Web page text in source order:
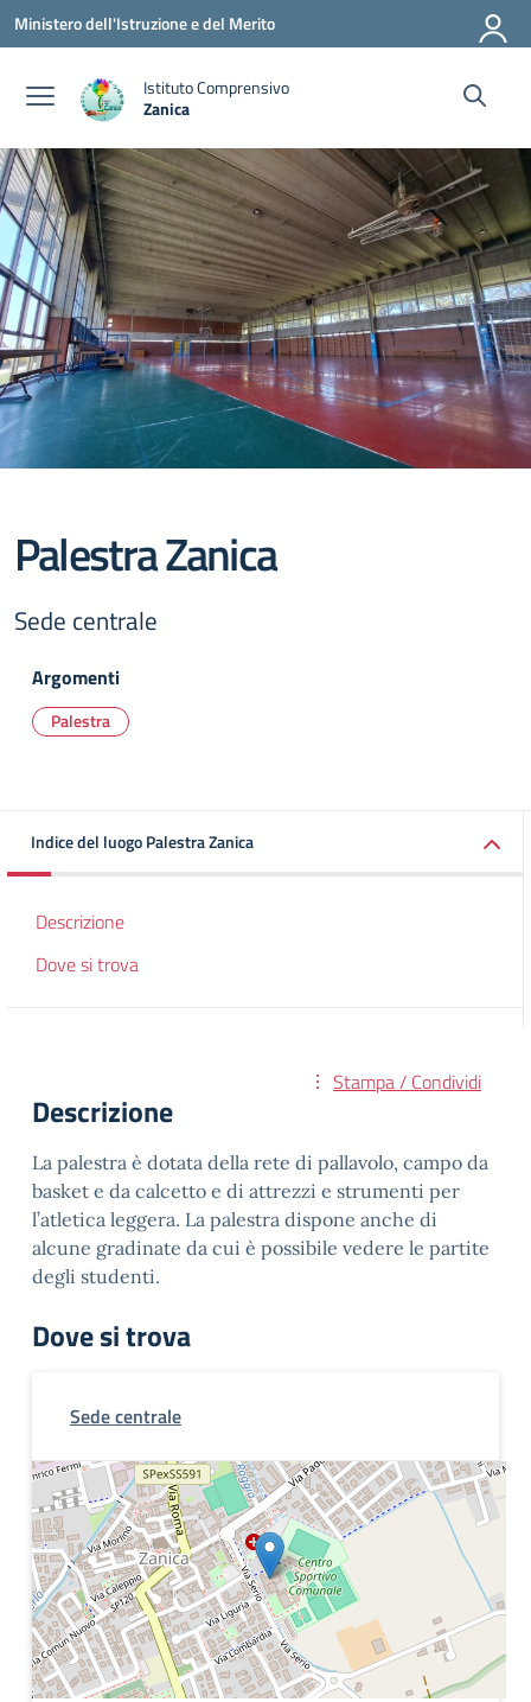
Vai ai contenuti
Vai al menu di navigazione
Vai al footer
Ministero dell'Istruzione e del Merito
Istituto Comprensivo
Zanica
Palestra Zanica
Sede centrale
Argomenti
Palestra
Indice del luogo Palestra Zanica
Descrizione
Dove si trova
Stampa / Condividi
Descrizione
La palestra è dotata della rete di pallavolo, campo da
basket e da calcetto e di attrezzi e strumenti per
l’atletica leggera. La palestra dispone anche di
alcune gradinate da cui è possibile vedere le partite
degli studenti.
Dove si trova
Sede centrale